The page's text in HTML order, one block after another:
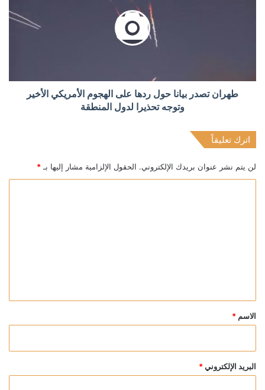
طهران تصدر بيانا حول ردها على الهجوم الأمريكي الأخير
وتوجه تحذيرا لدول المنطقة
اترك تعليقاً
لن يتم نشر عنوان بريدك الإلكتروني. الحقول الإلزامية مشار إليها بـ *
*
الاسم *
البريد الإلكتروني *